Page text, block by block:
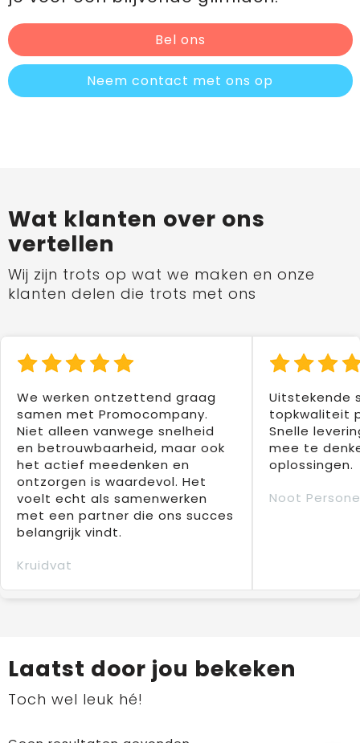
Bel ons
Neem contact met ons op
Wat klanten over ons
vertellen
Wij zijn trots op wat we maken en onze
klanten delen die trots met ons
We werken ontzettend graag
samen met Promocompany.
Niet alleen vanwege snelheid
en betrouwbaarheid, maar ook
het actief meedenken en
ontzorgen is waardevol. Het
voelt echt als samenwerken
met een partner die ons succes
belangrijk vindt.
Kruidvat
Uitstekende
topkwaliteit
Snelle
mee te
oplossingen.
Noot
Laatst door jou bekeken
Toch wel leuk hé!